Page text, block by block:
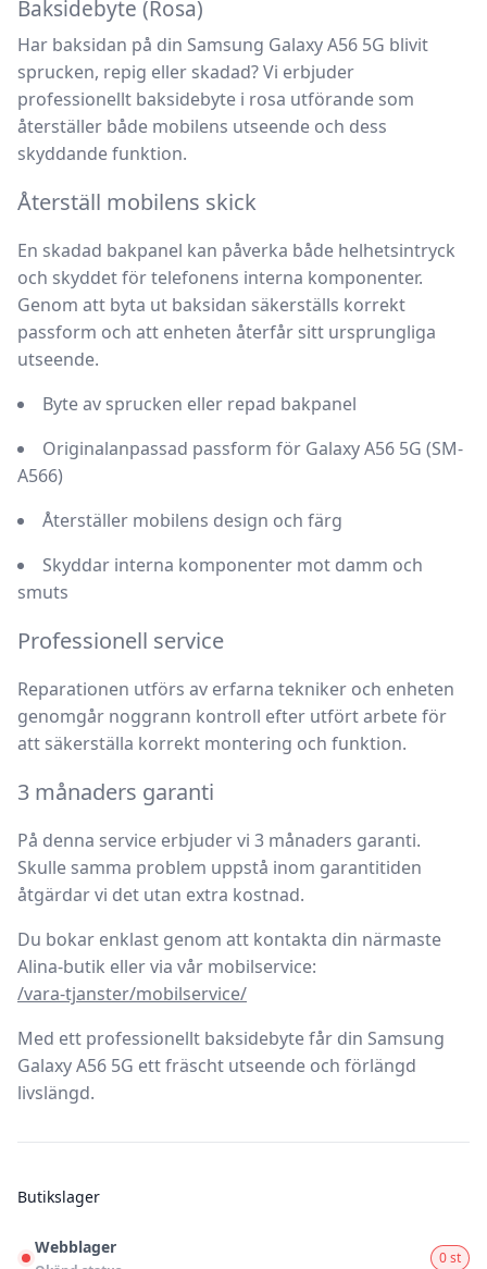
Baksidebyte (Rosa)
Har baksidan på din Samsung Galaxy A56 5G blivit
sprucken, repig eller skadad? Vi erbjuder
professionellt baksidebyte i rosa utförande som
återställer både mobilens utseende och dess
skyddande funktion.
Återställ mobilens skick
En skadad bakpanel kan påverka både helhetsintryck
och skyddet för telefonens interna komponenter.
Genom att byta ut baksidan säkerställs korrekt
passform och att enheten återfår sitt ursprungliga
utseende.
Byte av sprucken eller repad bakpanel
Originalanpassad passform för Galaxy A56 5G (SM-
A566)
Återställer mobilens design och färg
Skyddar interna komponenter mot damm och
smuts
Professionell service
Reparationen utförs av erfarna tekniker och enheten
genomgår noggrann kontroll efter utfört arbete för
att säkerställa korrekt montering och funktion.
3 månaders garanti
På denna service erbjuder vi 3 månaders garanti.
Skulle samma problem uppstå inom garantitiden
åtgärdar vi det utan extra kostnad.
Du bokar enklast genom att kontakta din närmaste
Alina-butik eller via vår mobilservice:
/vara-tjanster/mobilservice/
Med ett professionellt baksidebyte får din Samsung
Galaxy A56 5G ett fräscht utseende och förlängd
livslängd.
Butikslager
Webblager
0 st